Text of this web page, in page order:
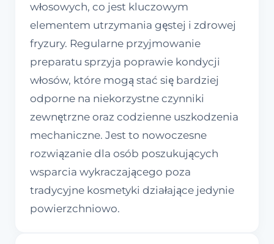
włosowych, co jest kluczowym
elementem utrzymania gęstej i zdrowej
fryzury. Regularne przyjmowanie
preparatu sprzyja poprawie kondycji
włosów, które mogą stać się bardziej
odporne na niekorzystne czynniki
zewnętrzne oraz codzienne uszkodzenia
mechaniczne. Jest to nowoczesne
rozwiązanie dla osób poszukujących
wsparcia wykraczającego poza
tradycyjne kosmetyki działające jedynie
powierzchniowo.